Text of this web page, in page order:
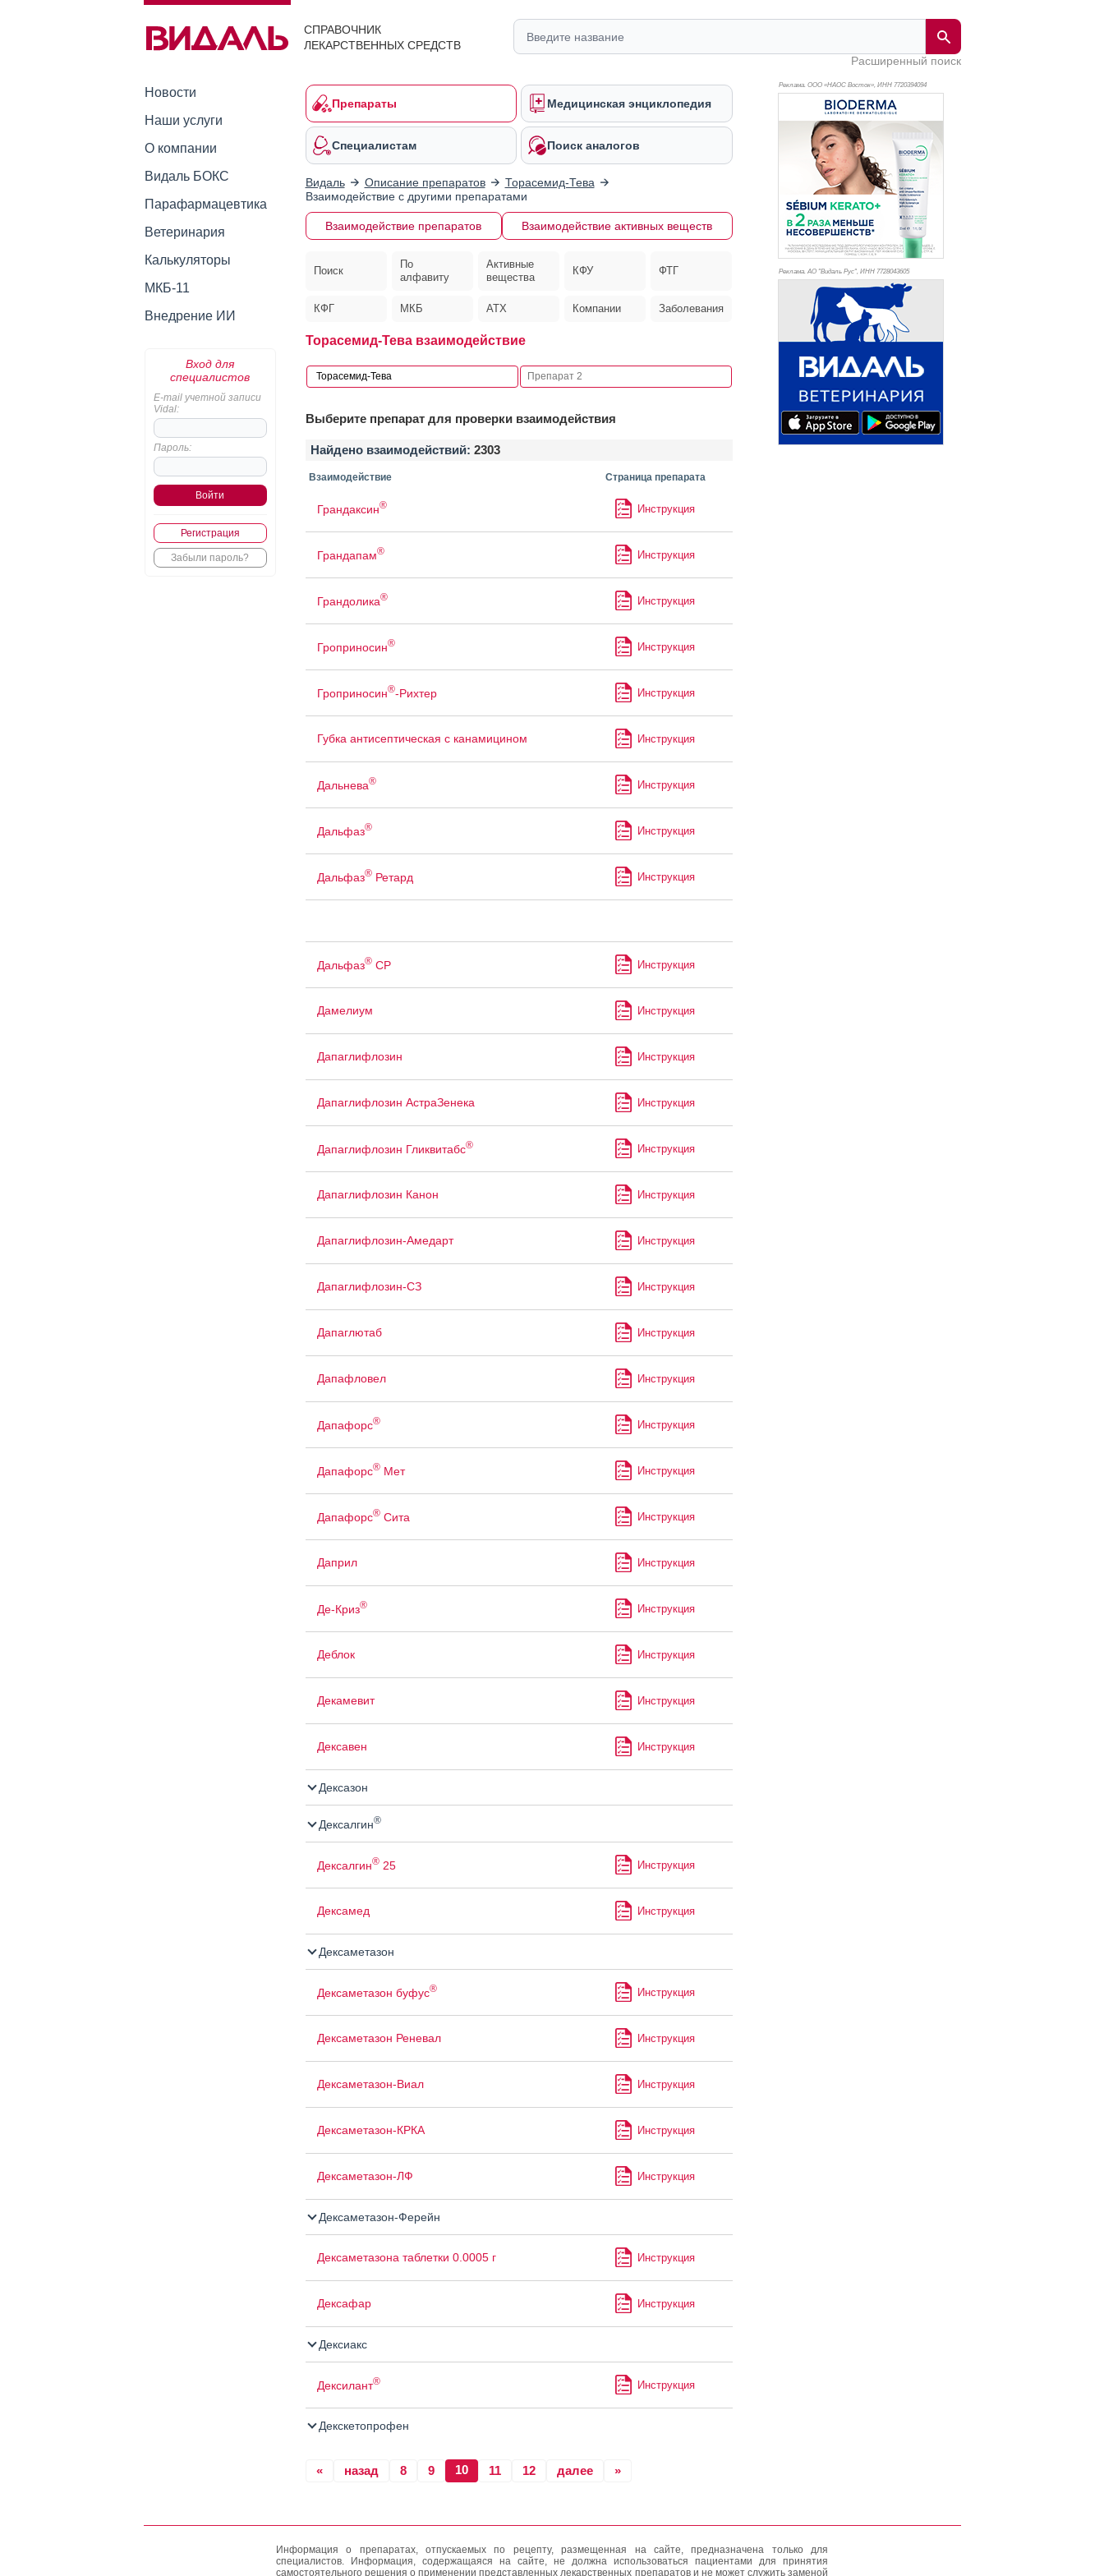
СПРАВОЧНИК
ЛЕКАРСТВЕННЫХ СРЕДСТВ
Расширенный поиск
Новости
Наши услуги
О компании
Видаль БОКС
Парафармацевтика
Ветеринария
Калькуляторы
МКБ-11
Внедрение ИИ
Вход для
специалистов
E-mail учетной записи
Vidal:
Пароль:
Регистрация
Забыли пароль?
Препараты Медицинская энциклопедия
Специалистам Поиск аналогов
Видаль Описание препаратов
Торасемид-Тева
Взаимодействие с другими препаратами
Взаимодействие препаратов Взаимодействие активных веществ
Поиск
По
алфавиту
Активные
вещества
КФУ ФТГ
КФГ МКБ АТХ Компании Заболевания
Торасемид-Тева взаимодействие
Выберите препарат для проверки взаимодействия
Найдено взаимодействий: 2303
Взаимодействие Страница препарата
Грандаксин® Инструкция
Грандапам® Инструкция
Грандолика® Инструкция
Гроприносин® Инструкция
Гроприносин®-Рихтер Инструкция
Губка антисептическая с канамицином Инструкция
Дальнева® Инструкция
Дальфаз® Инструкция
Дальфаз®Ретард Инструкция
Дальфаз®СР Инструкция
Дамелиум Инструкция
Дапаглифлозин Инструкция
Дапаглифлозин АстраЗенека Инструкция
Дапаглифлозин Гликвитабс® Инструкция
Дапаглифлозин Канон Инструкция
Дапаглифлозин-Амедарт Инструкция
Дапаглифлозин-СЗ Инструкция
Дапаглютаб Инструкция
Дапафловел Инструкция
Дапафорс® Инструкция
Дапафорс®Мет Инструкция
Дапафорс®Сита Инструкция
Даприл Инструкция
Де-Криз® Инструкция
Деблок Инструкция
Декамевит Инструкция
Дексавен Инструкция
Дексазон
Дексалгин®
Дексалгин®25 Инструкция
Дексамед Инструкция
Дексаметазон
Дексаметазон буфус® Инструкция
Дексаметазон Реневал Инструкция
Дексаметазон-Виал Инструкция
Дексаметазон-КРКА Инструкция
Дексаметазон-ЛФ Инструкция
Дексаметазон-Ферейн
Дексаметазона таблетки 0.0005 г Инструкция
Дексафар Инструкция
Дексиакс
Дексилант® Инструкция
Декскетопрофен
« назад 8 9 10 11 12 далее »
Реклама. ООО «НАОС Восток», ИНН 7720394094
Реклама. АО "Видаль Рус", ИНН 7728043605
Информация о препаратах, отпускаемых по рецепту, размещенная на сайте, предназначена только для
специалистов. Информация, содержащаяся на сайте, не должна использоваться пациентами для принятия
самостоятельного решения о применении представленных лекарственных препаратов и не может служить заменой